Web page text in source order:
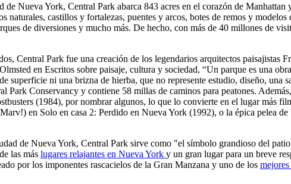
Nueva York, Central Park abarca 843 acres en el corazón de
castillos y fortalezas, puentes y arcos, botes de remos y
de diversiones y mucho más. De hecho, con más de 40 millones de
Central Park fue una creación de los legendarios arquitectos paisajistas
en Escritos sobre paisaje, cultura y sociedad, “Un parque es una
superficie ni una brizna de hierba, que no represente estudio, diseño, una
Conservancy y contiene 58 millas de caminos para peatones.
(1984), por nombrar algunos, lo que lo convierte en el lugar más
en Solo en casa 2: Perdido en Nueva York (1992), o la épica pelea
de Nueva York, Central Park sirve como "el símbolo grandioso del
las más lugares relajantes en Nueva York y un gran lugar para un breve
por los imponentes rascacielos de la Gran Manzana y uno de los